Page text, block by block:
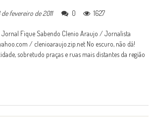
de fevereiro de 2011 0 1627
Jornal Fique Sabendo Clenio Araujo / Jornalista
/ clenioaraujo.zip.net No escuro, não dá!
sobretudo praças e ruas mais distantes da região